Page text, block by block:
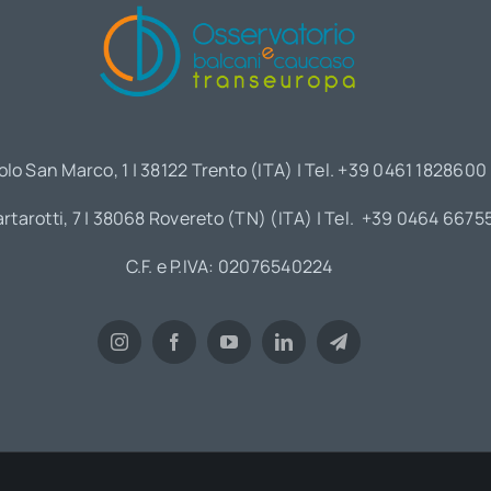
San Marco, 1 | 38122 Trento (ITA) | Tel. +39 0461 1828600
7 | 38068 Rovereto (TN) (ITA) | Tel. +39 0464
C.F. e P.IVA: 02076540224